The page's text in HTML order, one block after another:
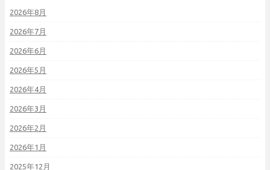
2026年8月
2026年7月
2026年6月
2026年5月
2026年4月
2026年3月
2026年2月
2026年1月
2025年12月